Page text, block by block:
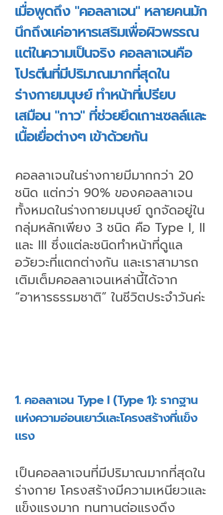
เมื่อพูดถึง "คอลลาเจน" หลายคนมัก
นึกถึงแค่อาหารเสริมเพื่อผิวพรรณ
แต่ในความเป็นจริง คอลลาเจนคือ
โปรตีนที่มีปริมาณมากที่สุดใน
ร่างกายมนุษย์ ทำหน้าที่เปรียบ
เสมือน "กาว" ที่ช่วยยึดเกาะเซลล์และ
เนื้อเยื่อต่างๆ เข้าด้วยกัน
คอลลาเจนในร่างกายมีมากกว่า 20
ชนิด แต่กว่า 90% ของคอลลาเจน
ทั้งหมดในร่างกายมนุษย์ ถูกจัดอยู่ใน
กลุ่มหลักเพียง 3 ชนิด คือ Type I, II
และ III ซึ่งแต่ละชนิดทำหน้าที่ดูแล
อวัยวะที่แตกต่างกัน และเราสามารถ
เติมเต็มคอลลาเจนเหล่านี้ได้จาก
“อาหารธรรมชาติ” ในชีวิตประจำวันค่ะ
1. คอลลาเจน Type I (Type 1): รากฐาน
แห่งความอ่อนเยาว์และโครงสร้างที่แข็ง
แรง
เป็นคอลลาเจนที่มีปริมาณมากที่สุดใน
ร่างกาย โครงสร้างมีความเหนียวและ
แข็งแรงมาก ทนทานต่อแรงดึง